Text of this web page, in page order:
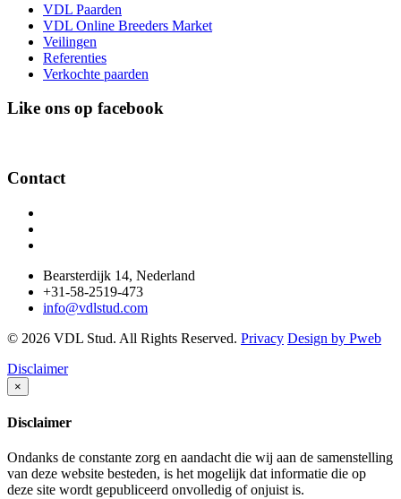
VDL Paarden
VDL Online Breeders Market
Veilingen
Referenties
Verkochte paarden
Like ons op facebook
Contact
Bearsterdijk 14, Nederland
+31-58-2519-473
info@vdlstud.com
© 2026 VDL Stud. All Rights Reserved. Privacy Design by Pweb
Disclaimer
×
Disclaimer
Ondanks de constante zorg en aandacht die wij aan de samenstelling
van deze website besteden, is het mogelijk dat informatie die op
deze site wordt gepubliceerd onvolledig of onjuist is.